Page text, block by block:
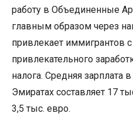
работу в Объединенные
главным образом через
привлекает иммигрантов
привлекательного
налога. Средняя зарплата
Эмиратах составляет 17
3,5 тыс. евро.